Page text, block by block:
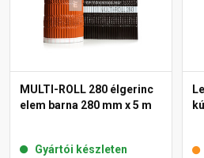
MULTI-ROLL 280 élgerinc
elem barna 280 mm x 5 m
Gyártói készleten